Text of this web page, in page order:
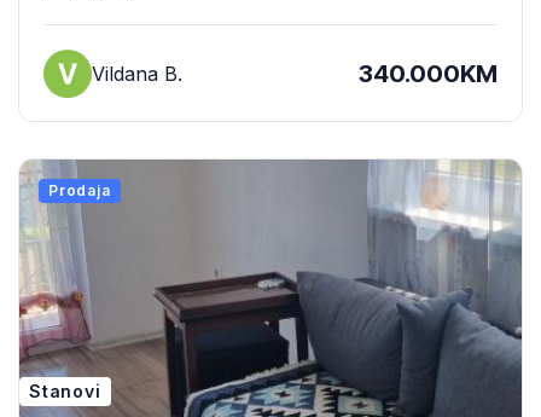
Vildana B. 340.000KM
Prodaja
Stanovi